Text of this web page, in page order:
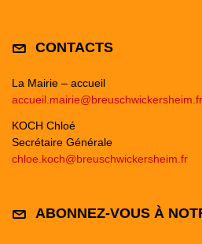
CONTACTS
La Mairie – accueil
accueil.mairie@breuschwickersheim.fr
KOCH Chloé
Secrétaire Générale
chloe.koch@breuschwickersheim.fr
ABONNEZ-VOUS À